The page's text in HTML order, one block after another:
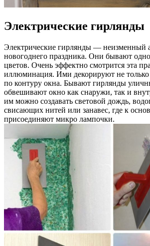
Электрические гирлянды
Электрические гирлянды — неизменный
новогоднего праздника. Они бывают
цветов. Очень эффектно смотрится эта
иллюминация. Ими декорируют не
по контуру окна. Бывают гирлянды
обвешивают окно как снаружи, так и
им можно создавать световой дождь,
свисающих нитей или занавес, где к
присоединяют микро лампочки.